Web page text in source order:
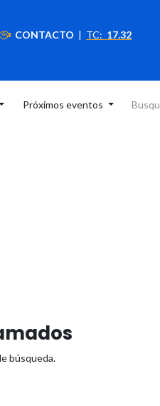
CONTACTO | TC: 17.32
Próximos eventos
búsqueda.